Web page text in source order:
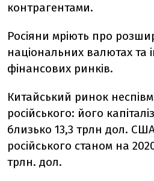
контрагентами.
Росіяни мріють про
національних валютах та
фінансових ринків.
Китайський ринок
російського: його
близько 13,3 трлн дол.
російського станом на
трлн. дол.